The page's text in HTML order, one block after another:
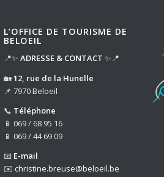
L’OFFICE DE TOURISME DE
BELOEIL
📍✨ ADRESSE & CONTACT ✨📍
🏡12, rue de la Hunelle
📌 7970 Beloeil
📞 Téléphone
📱 069 / 68 95 16
📱 069 / 44 69 09
📧 E-mail
✉️ christine.breuse@beloeil.be